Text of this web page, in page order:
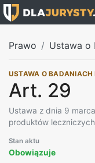
Prawo Ustawa o
USTAWA O BADANIACH
Art. 29
Ustawa z dnia 9
produktów
Stan aktu
Obowiązuje